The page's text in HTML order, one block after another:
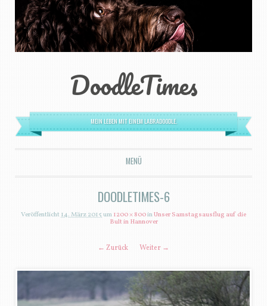
DoodleTimes
MEIN LEBEN MIT EINEM LABRADOODLE.
MENÜ
ZUM INHALT SPRINGEN
DOODLETIMES-6
Veröffentlicht14. März 2015um1200 × 800inUnser Samstagsausflug auf die
Bult in Hannover
← Zurück Weiter →